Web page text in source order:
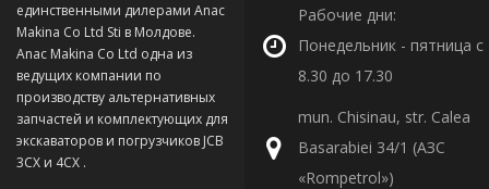
единственными дилерами Anac
Makina Co Ltd Sti в Молдове.
Anac Makina Co Ltd одна из
ведущих компании по
производству альтернативных
запчастей и комплектующих для
экскаваторов и погрузчиков JCB
3CX и 4CX .
Рабочие дни:
Понедельник - пятница с
8.30 до 17.30
mun. Chisinau, str. Calea
Basarabiei 34/1 (АЗС
«Rompetrol»)